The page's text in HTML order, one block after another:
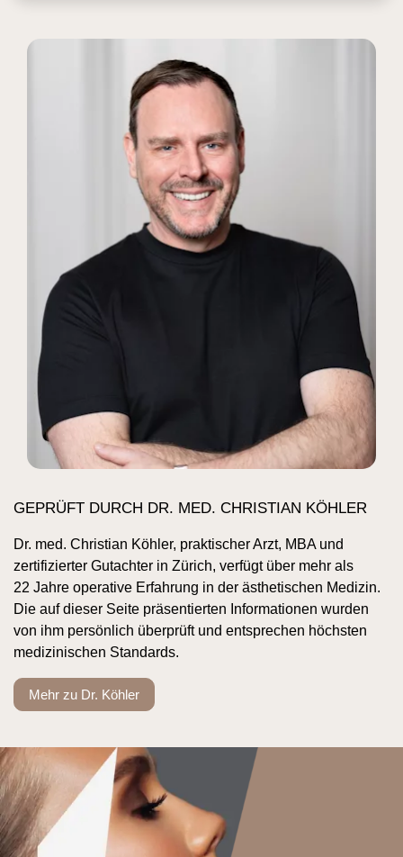
GEPRÜFT DURCH DR. MED. CHRISTIAN KÖHLER
Dr. med. Christian Köhler, praktischer Arzt, MBA und
zertifizierter Gutachter in Zürich, verfügt über mehr als
22 Jahre operative Erfahrung in der ästhetischen Medizin.
Die auf dieser Seite präsentierten Informationen wurden
von ihm persönlich überprüft und entsprechen höchsten
medizinischen Standards.
Mehr zu Dr. Köhler